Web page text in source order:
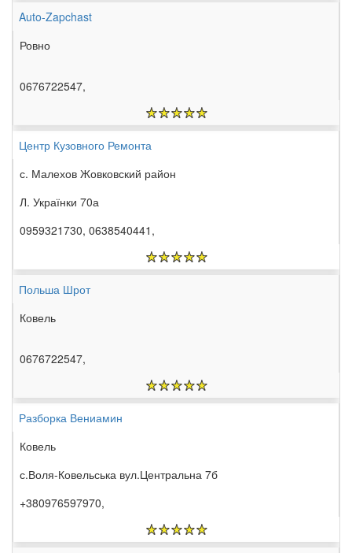
Auto-Zapchast
Ровно
0676722547,
Центр Кузовного Ремонта
с. Малехов Жовковский район
Л. Українки 70а
0959321730, 0638540441,
Польша Шрот
Ковель
0676722547,
Разборка Вениамин
Ковель
с.Воля-Ковельська вул.Центральна 7б
+380976597970,